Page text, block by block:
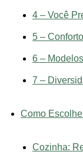
4 – Você
5 – Conforto
6 –
7 –
Como
Cozinha: